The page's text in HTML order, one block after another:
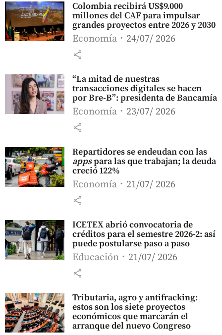
Colombia recibirá US$9.000
millones del CAF para impulsar
grandes proyectos entre 2026 y 2030
Economía 24/07/ 2026
share
“La mitad de nuestras
transacciones digitales se hacen
por Bre-B”: presidenta de Bancamía
Economía 23/07/ 2026
share
Repartidores se endeudan con las
appspara las que trabajan; la deuda
creció 122%
Economía 21/07/ 2026
share
ICETEX abrió convocatoria de
créditos para el semestre 2026-2: así
puede postularse paso a paso
Educación 21/07/ 2026
share
Tributaria, agro y antifracking:
estos son los siete proyectos
económicos que marcarán el
arranque del nuevo Congreso